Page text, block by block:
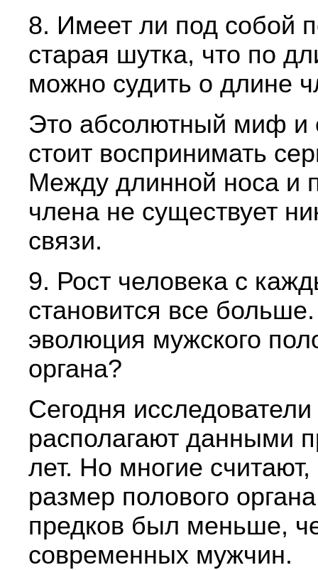
8. Имеет ли под собой
старая шутка, что по
можно судить о длине
Это абсолютный миф и
стоит воспринимать
Между длинной носа и
члена не существует
связи.
9. Рост человека с
становится все
эволюция мужского
органа?
Сегодня
располагают данными
лет. Но многие считают,
размер полового
предков был меньше,
современных мужчин.